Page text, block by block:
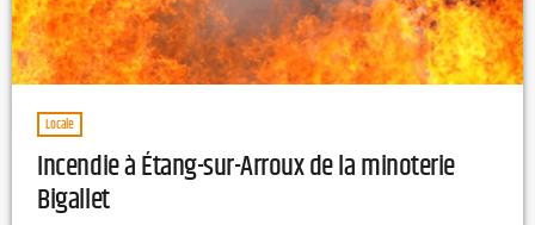
Locale
Incendie à Étang-sur-Arroux de la minoterie
Bigallet